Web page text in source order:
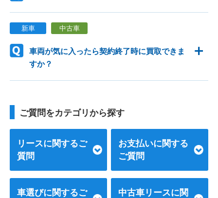
新車 中古車
車両が気に入ったら契約終了時に買取できま
すか？
ご質問をカテゴリから探す
リースに関するご
質問
お支払いに関する
ご質問
車選びに関するご
中古車リースに関